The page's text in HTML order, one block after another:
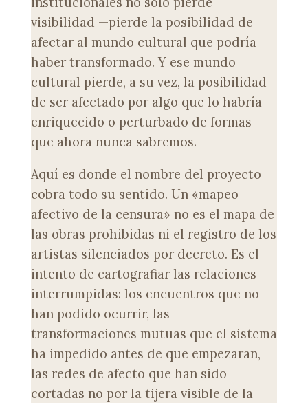
visibilidad —pierde la posibilidad de
afectar al mundo cultural que podría
haber transformado. Y ese mundo
cultural pierde, a su vez, la posibilidad
de ser afectado por algo que lo habría
enriquecido o perturbado de formas
que ahora nunca sabremos.
Aquí es donde el nombre del proyecto
cobra todo su sentido. Un «mapeo
afectivo de la censura» no es el mapa de
las obras prohibidas ni el registro de los
artistas silenciados por decreto. Es el
intento de cartografiar las relaciones
interrumpidas: los encuentros que no
han podido ocurrir, las
transformaciones mutuas que el sistema
ha impedido antes de que empezaran,
las redes de afecto que han sido
cortadas no por la tijera visible de la